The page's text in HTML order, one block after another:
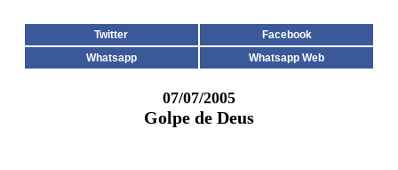
Twitter
Facebook
Whatsapp
Whatsapp Web
07/07/2005
Golpe de Deus